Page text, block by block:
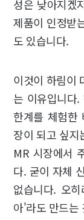
성은 낮아지겠
제품이 인정받
도 있습니다.
이것이 하림이
는 이유입니다
한계를 체험한
장이 되고 싶지
MR 시장에서
다. 굳이 자체
없습니다. 오
아'라도 만드는